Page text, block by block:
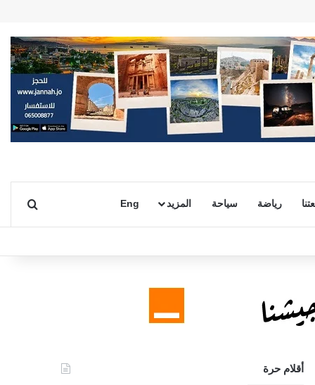
رياضة سياحة المزيد Eng بحث
أقلام حرة